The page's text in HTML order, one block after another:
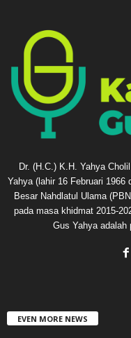
Dr. (H.C.) K.H. Yahya
Yahya (lahir 16 Februari 1966
Besar Nahdlatul Ulama
pada masa khidmat 2015-
Gus Yahya
EVEN MORE NEWS